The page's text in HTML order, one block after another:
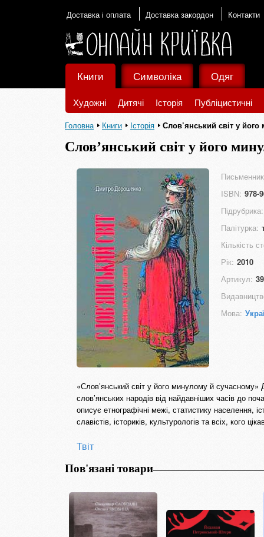
Доставка і оплата Доставка закордон Контакти
Книги
Художні Дитячі Історія Публіцистичні
Символіка Одяг
Головна Книги Історія Слов’янський світ у
Слов’янський світ у його
ISBN: 978-
Підрубрика:
Палітурка:
Кількість
Рік: 2010
Артикул:
Мова:
«Слов’янський світ у його минулому й
слов’янських народів від найдавніших часів до
описує етнографічні межі, статистику населення,
славістів, істориків, культурологів та всіх, кого
Твіт
Пов'язані товари